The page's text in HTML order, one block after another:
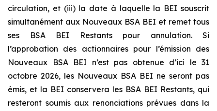
circulation, et (iii) la date à laquelle la BEI souscrit
simultanément aux Nouveaux BSA BEI et remet tous
ses BSA BEI Restants pour annulation. Si
l’approbation des actionnaires pour l’émission des
Nouveaux BSA BEI n’est pas obtenue d’ici le 31
octobre 2026, les Nouveaux BSA BEI ne seront pas
émis, et la BEI conservera les BSA BEI Restants, qui
resteront soumis aux renonciations prévues dans la